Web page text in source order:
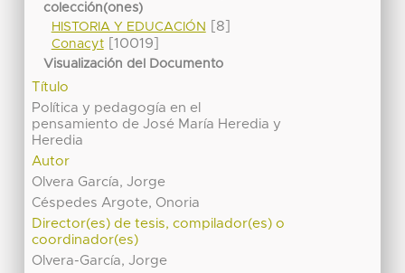
colección(ones)
HISTORIA Y EDUCACIÓN
[8]
Conacyt[10019]
Visualización del Documento
Título
Política y pedagogía en el
pensamiento de José María Heredia y
Heredia
Autor
Olvera García, Jorge
Céspedes Argote, Onoria
Director(es) de tesis, compilador(es) o
coordinador(es)
Olvera-García, Jorge